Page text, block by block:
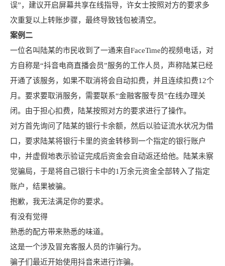
误”，建议开启屏幕共享在线指导，许女士按照对方的要求多
次重复以上转账步骤，最终导致钱包被清空。
案例二
一位名叫陆某的市民收到了一通来自FaceTime的视频电话，对
方自称是“抖音电商直播会员”服务的工作人员，声称陆某已经
开通了该服务，如果不取消将会自动扣费，并且连续扣费12个
月。要求要取消服务，需要联系“金融客服专员”在线办理关
闭。由于担心扣费，陆某按照对方的要求进行了操作。
对方首先询问了陆某的银行卡余额，然后以验证流水状况为借
口，要求陆某将银行卡里的资金转移到一个指定的银行账户
中，并虚假地表示验证完成后资金会自动返还给他。陆某未察
觉骗局，于是将自己银行卡中的1万余元资金全部转入了指定
账户，结果被骗。
抱歉，我无法满足你的要求。
有没有觉得
熟悉的配方带来熟悉的味道。
这是一个涉及冒充客服人员的诈骗行为。
骗子们最近开始使用抖音来进行诈骗。